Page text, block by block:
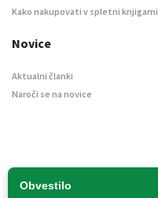
Obvestilo
Kako nakupovati v spletni knjigarni
Novice
Aktualni članki
Naroči se na novice